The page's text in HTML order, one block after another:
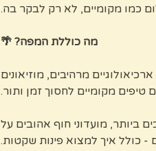
כמו מקומיים, לא רק לבקר בה.
מה כוללת המפה? 🌴
מרהיבים, מוזיאונים
מקומיים לחסוך זמן ותור.
ביותר, מועדוני חוף אהובים על
- כולל איך למצוא פינות שקטות.